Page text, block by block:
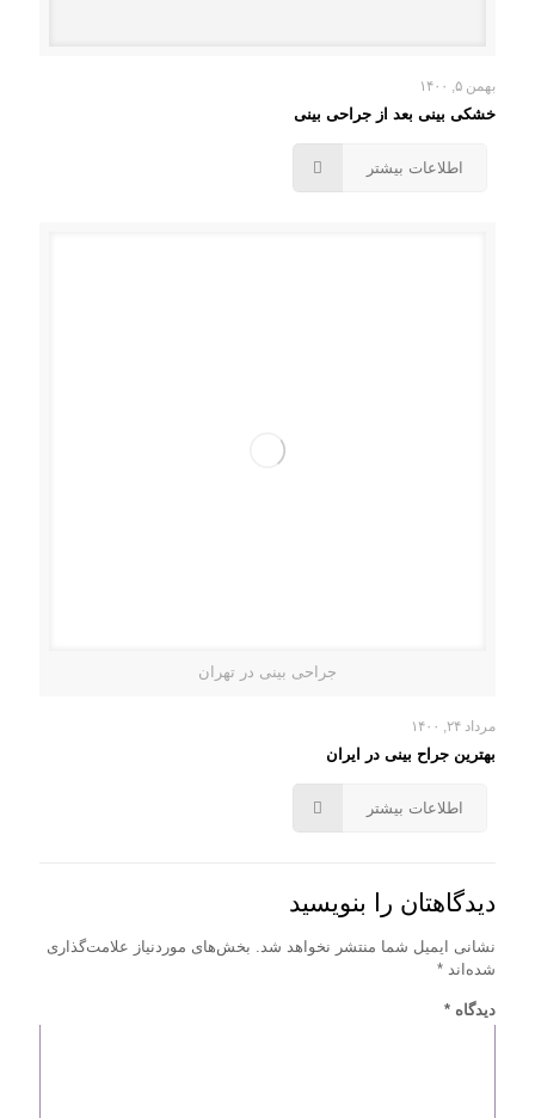
بهمن ۵, ۱۴۰۰
خشکی بینی بعد از جراحی بینی
اطلاعات بیشتر
جراحی بینی در تهران
مرداد ۲۴, ۱۴۰۰
بهترین جراح بینی در ایران
اطلاعات بیشتر
دیدگاهتان را بنویسید
نشانی ایمیل شما منتشر نخواهد شد. بخش‌های موردنیاز علامت‌گذاری
شده‌اند *
دیدگاه *